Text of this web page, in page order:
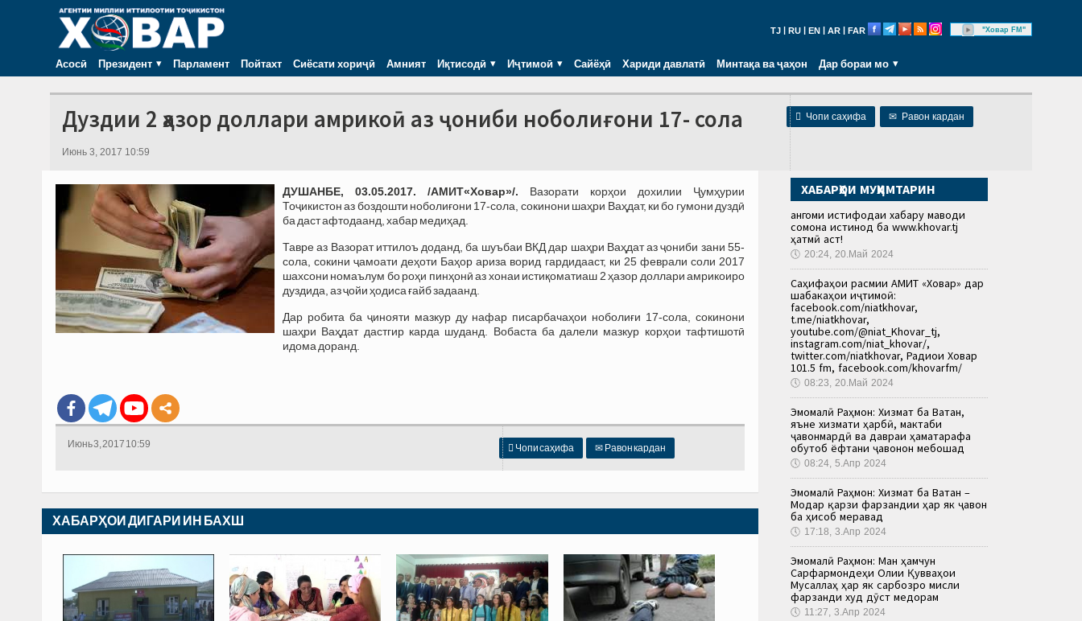
TJ RU EN AR FAR "Ховар FM"
Асосӣ Президент Парламент Пойтахт Сиёсати хориҷӣ Амният Иқтисодӣ Иҷтимоӣ Сайёҳӣ Хариди давлатӣ Минтақа ва ҷаҳон Дар бораи мо
 Чопи саҳифа ✉ Равон кардан
Дуздии 2 ҳазор доллари амрикоӣ аз ҷониби ноболиғони 17- сола
Июнь 3, 2017 10:59
ДУШАНБЕ, 03.05.2017. /АМИТ«Ховар»/. Вазорати корҳои дохилии Ҷумҳурии
Тоҷикистон аз боздошти ноболиғони 17-сола, сокинони шаҳри Ваҳдат, ки бо гумони дуздӣ
ба даст афтодаанд, хабар медиҳад.
Тавре аз Вазорат иттилоъ доданд, ба шуъбаи ВКД дар шаҳри Ваҳдат аз ҷониби зани 55-
сола, сокини ҷамоати деҳоти Баҳор ариза ворид гардидааст, ки 25 феврали соли 2017
шахсони номаълум бо роҳи пинҳонӣ аз хонаи истиқоматиаш 2 ҳазор доллари амрикоиро
дуздида, аз ҷойи ҳодиса ғайб задаанд.
Дар робита ба ҷинояти мазкур ду нафар писарбачаҳои ноболиғи 17-сола, сокинони
шаҳри Ваҳдат дастгир карда шуданд. Вобаста ба далели мазкур корҳои тафтишотӣ
идома доранд.
 Чопи саҳифа ✉ Равон кардан
Июнь 3, 2017 10:59
ХАБАРҲОИ ДИГАРИ ИН БАХШ
ХАБАРҲОИ МУҲИМТАРИН
Ҳангоми истифодаи хабару маводи
сомона истинод ба www.khovar.tj
ҳатмӣ аст!
🕔 20:24, 20.Май 2024
Саҳифаҳои расмии АМИТ «Ховар» дар
шабакаҳои иҷтимоӣ:
facebook.com/niatkhovar,
t.me/niatkhovar,
youtube.com/@niat_Khovar_tj,
instagram.com/niat_khovar/,
twitter.com/niatkhovar, Радиои Ховар
101.5 fm, facebook.com/khovarfm/
🕔 08:23, 20.Май 2024
Эмомалӣ Раҳмон: Хизмат ба Ватан,
яъне хизмати ҳарбӣ, мактаби
ҷавонмардӣ ва давраи ҳаматарафа
обутоб ёфтани ҷавонон мебошад
🕔 08:24, 5.Апр 2024
Эмомалӣ Раҳмон: Хизмат ба Ватан –
Модар қарзи фарзандии ҳар як ҷавон
ба ҳисоб меравад
🕔 17:18, 3.Апр 2024
Эмомалӣ Раҳмон: Ман ҳамчун
Сарфармондеҳи Олии Қувваҳои
Мусаллаҳ ҳар як сарбозро мисли
фарзанди худ дӯст медорам
🕔 11:27, 3.Апр 2024